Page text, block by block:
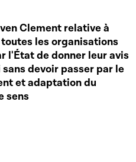
Clement relative à
les organisations
l'État de donner leur avis
devoir passer par le
et adaptation du
sens